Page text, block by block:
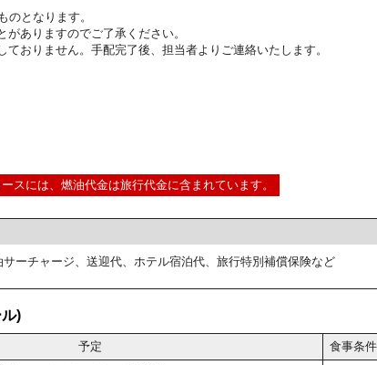
のとなります。
ありますのでご了承ください。
おりません。手配完了後、担当者よりご連絡いたします。
スには、燃油代金は旅行代金に含まれています。
ーチャージ、送迎代、ホテル宿泊代、旅行特別補償保険など
)
予定
食事条件